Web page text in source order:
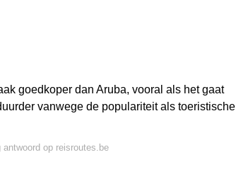
goedkoper dan Aruba, vooral als het gaat
vanwege de populariteit als toeristische
antwoord op reisroutes.be